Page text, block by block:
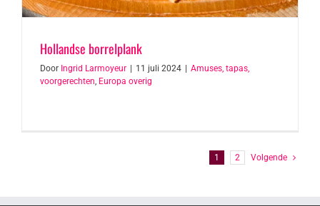
Hollandse borrelplank
Door Ingrid Larmoyeur 11 juli 2024
Amuses, tapas,
voorgerechten, Europa overig
1 2 Volgende